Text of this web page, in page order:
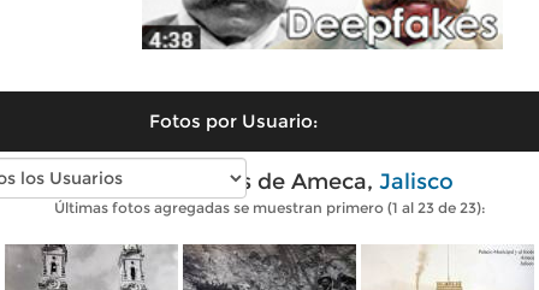
Fotos por Usuario:
Fotos antiguas de Ameca, Jalisco
Últimas fotos agregadas se muestran primero (1 al 23 de 23):